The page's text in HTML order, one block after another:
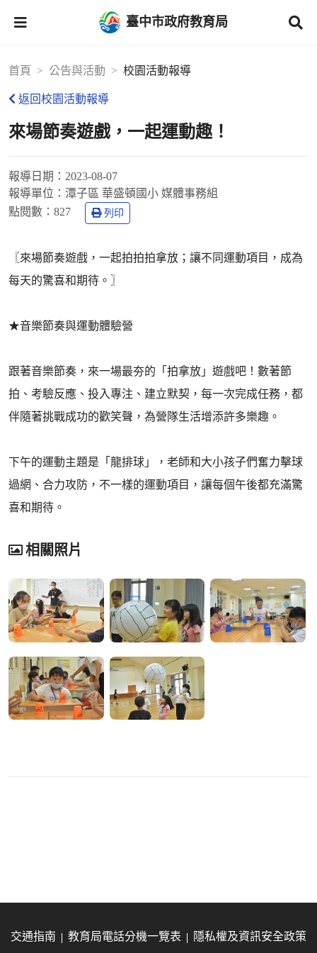
臺中市政府教育局
首頁 公告與活動 校園活動報導
返回校園活動報導
來場節奏遊戲，一起運動趣！
報導日期： 2023-08-07
報導單位： 潭子區 華盛頓國小 媒體事務組
點閱數： 827 列印
〖來場節奏遊戲，一起拍拍拍拿放；讓不同運動項目，成為
每天的驚喜和期待。〗
★音樂節奏與運動體驗營
跟著音樂節奏，來一場最夯的「拍拿放」遊戲吧！數著節
拍、考驗反應、投入專注、建立默契，每一次完成任務，都
伴隨著挑戰成功的歡笑聲，為營隊生活增添許多樂趣。
下午的運動主題是「龍排球」，老師和大小孩子們奮力擊球
過網、合力攻防，不一樣的運動項目，讓每個午後都充滿驚
喜和期待。
相關照片
交通指南 教育局電話分機一覽表 隱私權及資訊安全政策